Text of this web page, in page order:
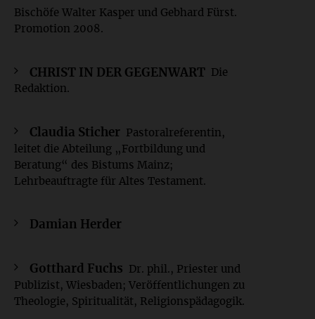
Bischöfe Walter Kasper und Gebhard Fürst.
Promotion 2008.
CHRIST IN DER GEGENWART
Die
Redaktion.
Claudia Sticher
Pastoralreferentin,
leitet die Abteilung „Fortbildung und
Beratung“ des Bistums Mainz;
Lehrbeauftragte für Altes Testament.
Damian Herder
Gotthard Fuchs
Dr. phil., Priester und
Publizist, Wiesbaden; Veröffentlichungen zu
Theologie, Spiritualität, Religionspädagogik.